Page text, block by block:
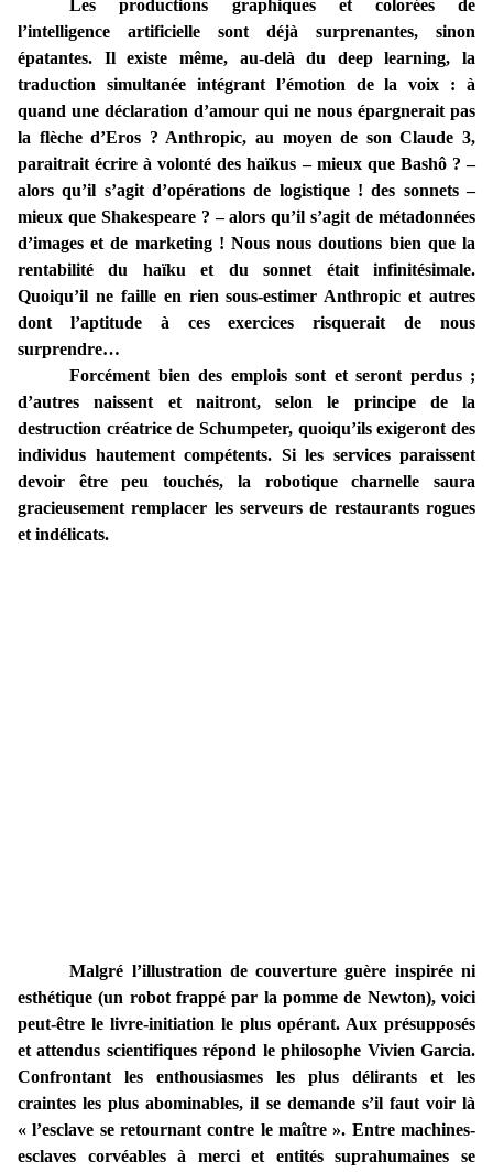
Les productions graphiques et colorées de
l’intelligence artificielle sont déjà surprenantes, sinon
épatantes. Il existe même, au-delà du deep learning, la
traduction simultanée intégrant l’émotion de la voix : à
quand une déclaration d’amour qui ne nous épargnerait pas
la flèche d’Eros ? Anthropic, au moyen de son Claude 3,
paraitrait écrire à volonté des haïkus – mieux que Bashô ? –
alors qu’il s’agit d’opérations de logistique ! des sonnets –
mieux que Shakespeare ? – alors qu’il s’agit de métadonnées
d’images et de marketing ! Nous nous doutions bien que la
rentabilité du haïku et du sonnet était infinitésimale.
Quoiqu’il ne faille en rien sous-estimer Anthropic et autres
dont l’aptitude à ces exercices risquerait de nous
surprendre…
Forcément bien des emplois sont et seront perdus ;
d’autres naissent et naitront, selon le principe de la
destruction créatrice de Schumpeter, quoiqu’ils exigeront des
individus hautement compétents. Si les services paraissent
devoir être peu touchés, la robotique charnelle saura
gracieusement remplacer les serveurs de restaurants rogues
et indélicats.
Malgré l’illustration de couverture guère inspirée ni
esthétique (un robot frappé par la pomme de Newton), voici
peut-être le livre-initiation le plus opérant. Aux présupposés
et attendus scientifiques répond le philosophe Vivien Garcia.
Confrontant les enthousiasmes les plus délirants et les
craintes les plus abominables, il se demande s’il faut voir là
« l’esclave se retournant contre le maître ». Entre machines-
esclaves corvéables à merci et entités suprahumaines se